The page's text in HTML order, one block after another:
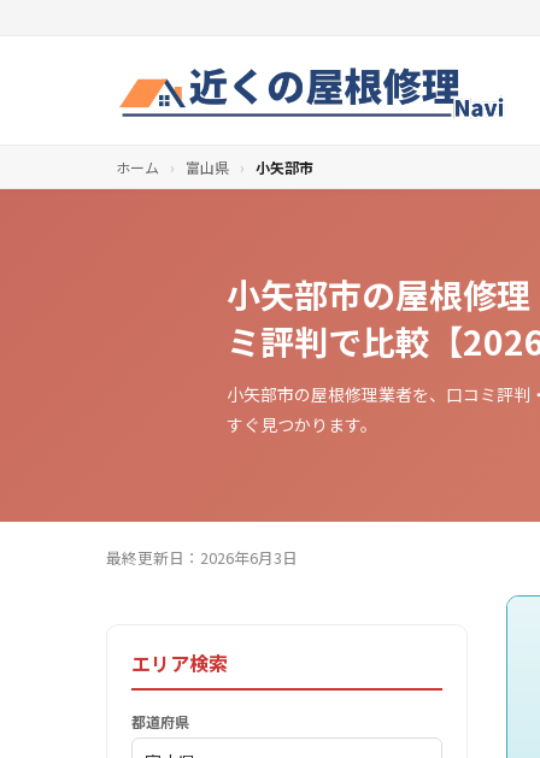
ホーム › 富山県 › 小矢部市
小矢部市の屋根修
ミ評判で比較【
小矢部市の屋根修理業者を、口コミ評
すぐ見つかります。
最終更新日：2026年6月3日
エリア検索
都道府県